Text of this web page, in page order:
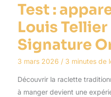
Test :
Louis
Signature
3 mars 2026 / 3 minutes de
Découvrir la raclette
à manger devient une